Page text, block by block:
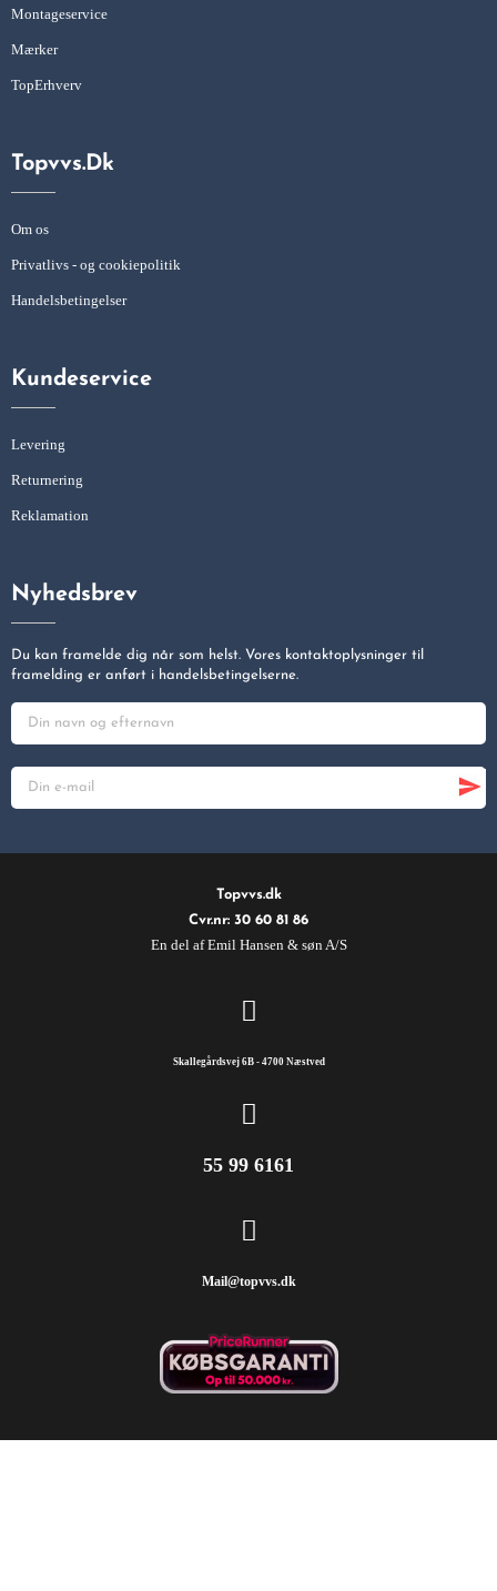
Montageservice
Mærker
TopErhverv
Topvvs.dk
Om os
Privatlivs - og cookiepolitik
Handelsbetingelser
Kundeservice
Levering
Returnering
Reklamation
Nyhedsbrev
Du kan framelde dig når som helst. Vores kontaktoplysninger til
framelding er anført i handelsbetingelserne.
Topvvs.dk
Cvr.nr: 30 60 81 86
En del af Emil Hansen & søn A/S
Skallegårdsvej 6B - 4700 Næstved
55 99 6161
Mail@topvvs.dk